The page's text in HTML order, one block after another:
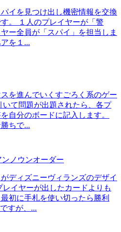
イを見つけ出し機密情報を交換
。 １人のプレイヤーが「警
ー全員が「スパイ」を担当しま
を１...
を進んでいくすごろく系のゲー
て問題が出題されたら、各プ
自分のボードに記入します。
ちで...
ノウンオーダー
ディズニーヴィランズのデザイ
イヤーが出したカードよりも
初に手札を使い切ったら勝利
すが、...